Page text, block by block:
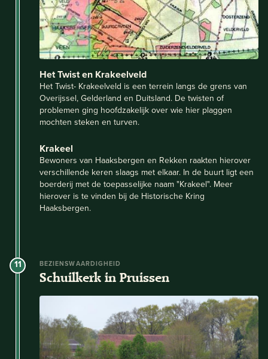
Het Twist en Krakeelveld
Het Twist- Krakeelveld is een terrein langs de grens van
Overijssel, Gelderland en Duitsland. De twisten of
problemen ging hoofdzakelijk over wie hier plaggen
mochten steken en turven.
Krakeel
Bewoners van Haaksbergen en Rekken raakten hierover
verschillende keren slaags met elkaar. In de buurt ligt een
boerderij met de toepasselijke naam "Krakeel". Meer
hierover is te vinden bij de Historische Kring
Haaksbergen.
11 BEZIENSWAARDIGHEID
Schuilkerk in Pruissen